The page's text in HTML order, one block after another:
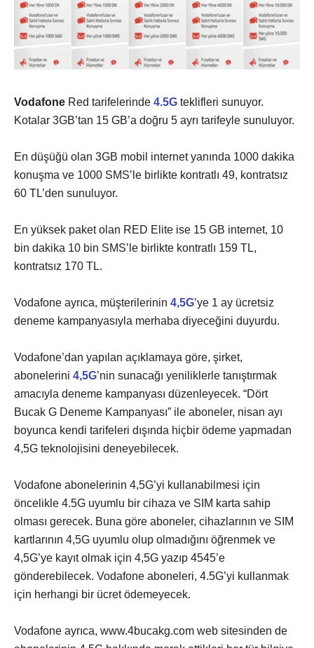
Vodafone Red tarifelerinde 4.5G teklifleri sunuyor.
Kotalar 3GB’tan 15 GB’a doğru 5 ayrı tarifeyle sunuluyor.
En düşüğü olan 3GB mobil internet yanında 1000 dakika
konuşma ve 1000 SMS’le birlikte kontratlı 49, kontratsız
60 TL’den sunuluyor.
En yüksek paket olan RED Elite ise 15 GB internet, 10
bin dakika 10 bin SMS’le birlikte kontratlı 159 TL,
kontratsız 170 TL.
Vodafone ayrıca, müşterilerinin 4,5G’ye 1 ay ücretsiz
deneme kampanyasıyla merhaba diyeceğini duyurdu.
Vodafone’dan yapılan açıklamaya göre, şirket,
abonelerini 4,5G’nin sunacağı yeniliklerle tanıştırmak
amacıyla deneme kampanyası düzenleyecek. “Dört
Bucak G Deneme Kampanyası” ile aboneler, nisan ayı
boyunca kendi tarifeleri dışında hiçbir ödeme yapmadan
4,5G teknolojisini deneyebilecek.
Vodafone abonelerinin 4,5G’yi kullanabilmesi için
öncelikle 4.5G uyumlu bir cihaza ve SIM karta sahip
olması gerecek. Buna göre aboneler, cihazlarının ve SIM
kartlarının 4,5G uyumlu olup olmadığını öğrenmek ve
4,5G’ye kayıt olmak için 4,5G yazıp 4545’e
gönderebilecek. Vodafone aboneleri, 4.5G’yi kullanmak
için herhangi bir ücret ödemeyecek.
Vodafone ayrıca, www.4bucakg.com web sitesinden de